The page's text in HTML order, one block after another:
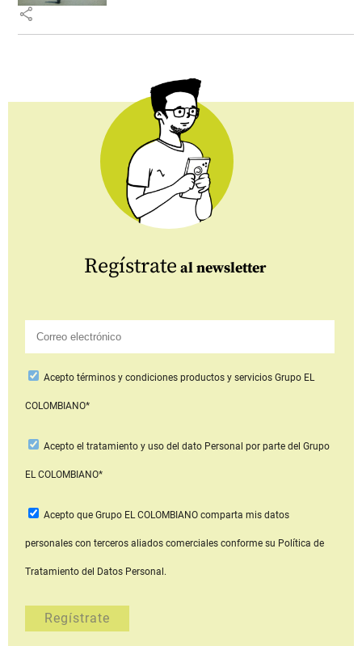
share
Regístrate al newsletter
Aceptotérminos y condiciones productos y serviciosGrupo EL
COLOMBIANO*
Acepto el tratamiento y uso del dato Personal por parte del Grupo
EL COLOMBIANO*
Acepto que Grupo EL COLOMBIANOcomparta mis datos
personales con terceros aliados comerciales conforme su Política de
Tratamiento del Datos Personal.